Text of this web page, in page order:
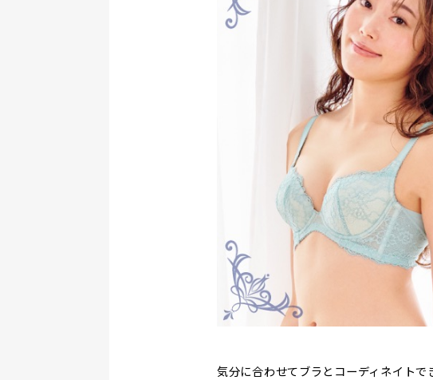
気分に合わせてブラとコーディネイトで